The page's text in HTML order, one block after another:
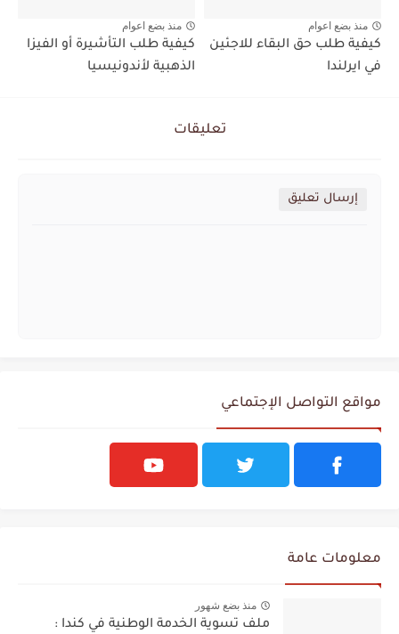
منذ بضع اعوام
كيفية طلب حق البقاء للاجئين
في ايرلندا
منذ بضع اعوام
كيفية طلب التأشيرة أو الفيزا
الذهبية لأندونيسيا
تعليقات
إرسال تعليق
مواقع التواصل الإجتماعي
معلومات عامة
منذ بضع شهور
ملف تسوية الخدمة الوطنية في كندا :